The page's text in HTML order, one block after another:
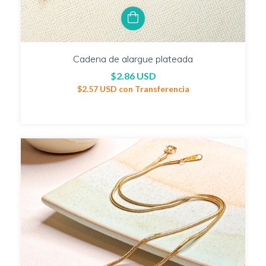
Cadena de alargue plateada
$2.86 USD
$2.57 USD con Transferencia